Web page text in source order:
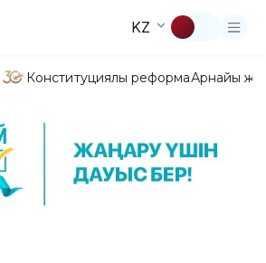
KZ
Конституциялық реформаАрнайы